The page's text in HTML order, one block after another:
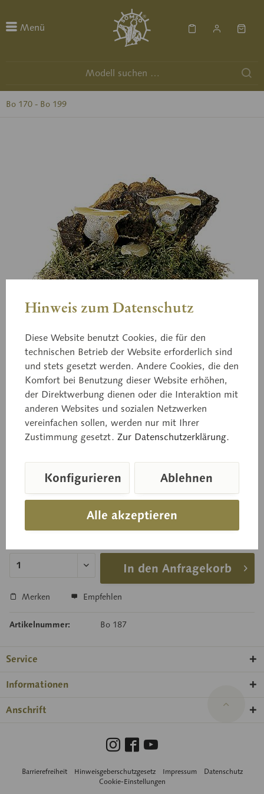
Menü
Bo 170 - Bo 199
Bo 187
Eispilz, Gallertartiger
Zitterzahn
Preis auf Anfrage
In den Anfragekorb
Merken Empfehlen
Artikelnummer: Bo 187
Service
Informationen
Anschrift
Barrierefreiheit Hinweisgeberschutzgesetz Impressum
Datenschutz
Cookie-Einstellungen
Hinweis zum Datenschutz
Diese Website benutzt Cookies, die für den
technischen Betrieb der Website erforderlich sind
und stets gesetzt werden. Andere Cookies, die den
Komfort bei Benutzung dieser Website erhöhen,
der Direktwerbung dienen oder die Interaktion mit
anderen Websites und sozialen Netzwerken
vereinfachen sollen, werden nur mit Ihrer
Zustimmung gesetzt. Zur Datenschutzerklärung.
Alle akzeptieren
Konfigurieren Ablehnen